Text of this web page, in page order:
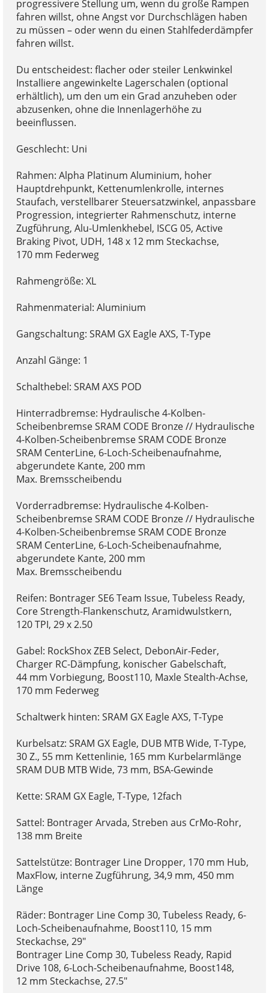
progressivere Stellung um, wenn du große Rampen
fahren willst, ohne Angst vor Durchschlägen haben
zu müssen – oder wenn du einen Stahlfederdämpfer
fahren willst.
Du entscheidest: flacher oder steiler Lenkwinkel
Installiere angewinkelte Lagerschalen (optional
erhältlich), um den um ein Grad anzuheben oder
abzusenken, ohne die Innenlagerhöhe zu
beeinflussen.
Geschlecht: Uni
Rahmen: Alpha Platinum Aluminium, hoher
Hauptdrehpunkt, Kettenumlenkrolle, internes
Staufach, verstellbarer Steuersatzwinkel, anpassbare
Progression, integrierter Rahmenschutz, interne
Zugführung, Alu-Umlenkhebel, ISCG 05, Active
Braking Pivot, UDH, 148 x 12 mm Steckachse,
170 mm Federweg
Rahmengröße: XL
Rahmenmaterial: Aluminium
Gangschaltung: SRAM GX Eagle AXS, T-Type
Anzahl Gänge: 1
Schalthebel: SRAM AXS POD
Hinterradbremse: Hydraulische 4-Kolben-
Scheibenbremse SRAM CODE Bronze // Hydraulische
4-Kolben-Scheibenbremse SRAM CODE Bronze
SRAM CenterLine, 6-Loch-Scheibenaufnahme,
abgerundete Kante, 200 mm
Max. Bremsscheibendu
Vorderradbremse: Hydraulische 4-Kolben-
Scheibenbremse SRAM CODE Bronze // Hydraulische
4-Kolben-Scheibenbremse SRAM CODE Bronze
SRAM CenterLine, 6-Loch-Scheibenaufnahme,
abgerundete Kante, 200 mm
Max. Bremsscheibendu
Reifen: Bontrager SE6 Team Issue, Tubeless Ready,
Core Strength-Flankenschutz, Aramidwulstkern,
120 TPI, 29 x 2.50
Gabel: RockShox ZEB Select, DebonAir-Feder,
Charger RC-Dämpfung, konischer Gabelschaft,
44 mm Vorbiegung, Boost110, Maxle Stealth-Achse,
170 mm Federweg
Schaltwerk hinten: SRAM GX Eagle AXS, T-Type
Kurbelsatz: SRAM GX Eagle, DUB MTB Wide, T-Type,
30 Z., 55 mm Kettenlinie, 165 mm Kurbelarmlänge
SRAM DUB MTB Wide, 73 mm, BSA-Gewinde
Kette: SRAM GX Eagle, T-Type, 12fach
Sattel: Bontrager Arvada, Streben aus CrMo-Rohr,
138 mm Breite
Sattelstütze: Bontrager Line Dropper, 170 mm Hub,
MaxFlow, interne Zugführung, 34,9 mm, 450 mm
Länge
Räder: Bontrager Line Comp 30, Tubeless Ready, 6-
Loch-Scheibenaufnahme, Boost110, 15 mm
Steckachse, 29"
Bontrager Line Comp 30, Tubeless Ready, Rapid
Drive 108, 6-Loch-Scheibenaufnahme, Boost148,
12 mm Steckachse, 27.5"